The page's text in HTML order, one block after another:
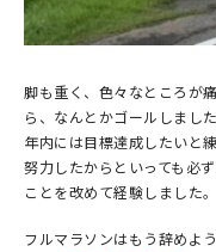
脚も重く、色々なところが
ら、なんとかゴールしました
年内には目標達成したいと
努力したからといっても必
ことを改めて経験しました。
フルマラソンはもう辞めよ